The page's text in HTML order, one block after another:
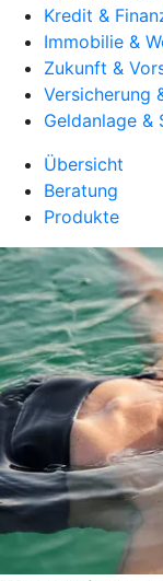
Kredit &
Immobilie &
Zukunft &
Versicherung
Geldanlage &
Übersicht
Beratung
Produkte